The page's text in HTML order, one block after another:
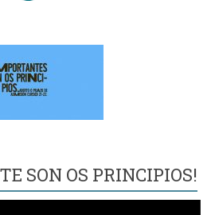
SON OS PRINCIPIOS!